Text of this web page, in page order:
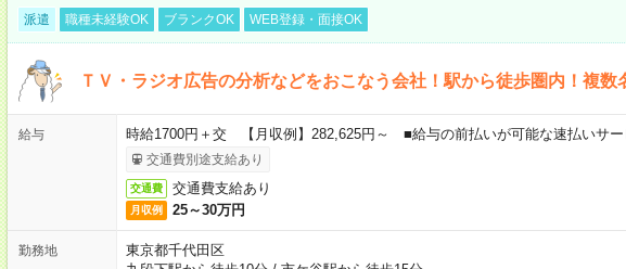
派遣 職種未経験OK ブランクOK WEB登録・面接OK
ＴＶ・ラジオ広告の分析などをおこなう会社！駅から徒歩圏内！複数
給与 時給1700円＋交 【月収例】282,625円～ ■給与の前払いが可能な速払いサー
交通費別途支給あり
交通費 交通費支給あり
月収例 25～30万円
勤務地
東京都千代田区